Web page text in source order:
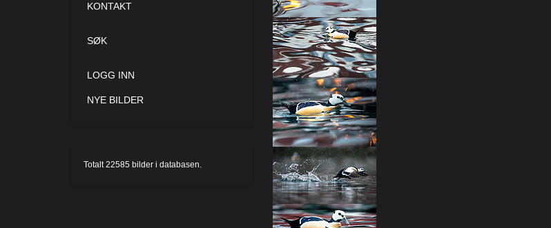
KONTAKT
SØK
LOGG INN
NYE BILDER
Totalt22585 bilder i databasen.